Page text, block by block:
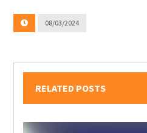
08/03/2024
RELATED POSTS